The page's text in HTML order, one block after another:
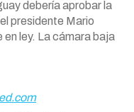
debería aprobar la
presidente Mario
ley. La cámara baja